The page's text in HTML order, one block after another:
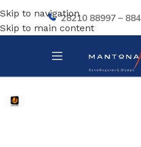
Skip to navigation
Skip to main content
28210 88997 –
Αρχική σελίδα/ Επιτραπέζια Είδη/